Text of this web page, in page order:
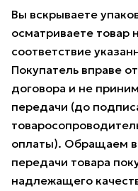
Вы вскрываете
осматриваете товар
соответствие
Покупатель вправе
договора и не
передачи (до
оплаты). Обращаем
передачи товара
надлежащего